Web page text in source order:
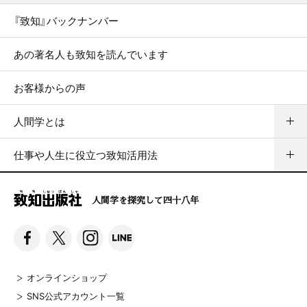
『致知』バックナンバー
あの著名人も致知を読んでいます
お客様からの声
人間学とは
仕事や人生に役立つ致知活用法
人間学を探究して四十八年
オンラインショップ
SNS公式アカウント一覧